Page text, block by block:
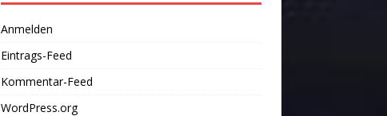
Anmelden
Eintrags-Feed
Kommentar-Feed
WordPress.org